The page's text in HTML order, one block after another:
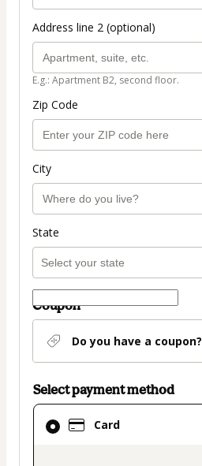
Address line 2 (optional)
E.g.: Apartment B2, second floor.
Zip Code
City
State
Coupon
Do you have a coupon?
Select payment method
Card
Card
selected